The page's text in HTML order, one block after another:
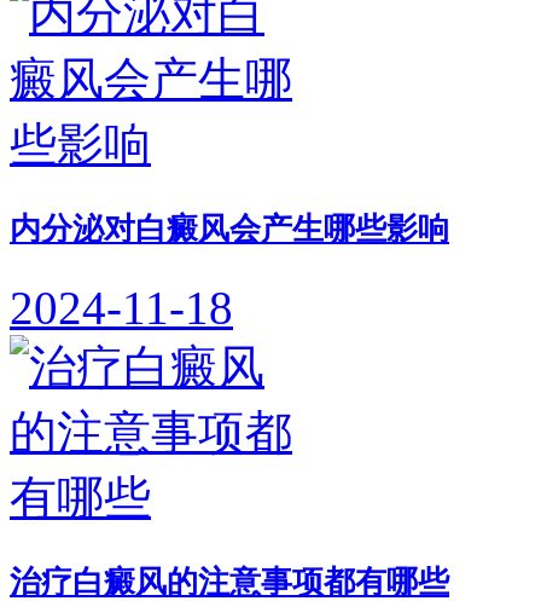
内分泌对白癜风会产生哪些影响
2024-11-18
治疗白癜风的注意事项都有哪些